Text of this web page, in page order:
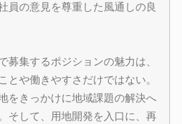
員の意見を尊重した風通しの良
募集するポジションの魅力は、
とや働きやすさだけではない。
をきっかけに地域課題の解決へ
そして、用地開発を入口に、再